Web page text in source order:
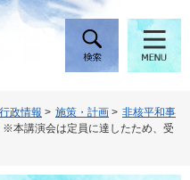
行政情報 > 施策・計画 > 非核平和事
講演会は定員に達したため、受